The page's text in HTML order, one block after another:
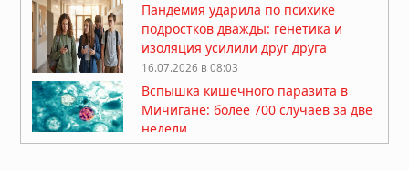
Пандемия ударила по психике
подростков дважды: генетика и
изоляция усилили друг друга
16.07.2026 в 08:03
Вспышка кишечного паразита в
Мичигане: более 700 случаев за две
недели